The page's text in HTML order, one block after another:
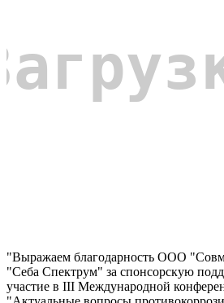
"Выражаем благодарность ООО
"Себа Спектрум" за спонсорскую
участие в III Международной